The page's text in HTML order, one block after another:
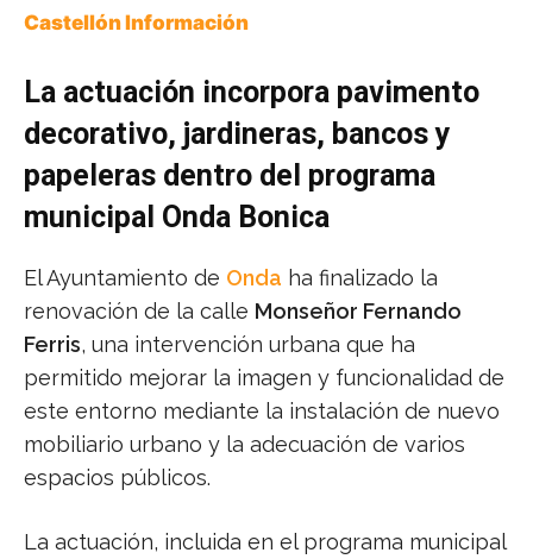
Castellón Información
La actuación incorpora pavimento
decorativo, jardineras, bancos y
papeleras dentro del programa
municipal Onda Bonica
El Ayuntamiento de Onda ha finalizado la
renovación de la calle Monseñor Fernando
Ferris, una intervención urbana que ha
permitido mejorar la imagen y funcionalidad de
este entorno mediante la instalación de nuevo
mobiliario urbano y la adecuación de varios
espacios públicos.
La actuación, incluida en el programa municipal